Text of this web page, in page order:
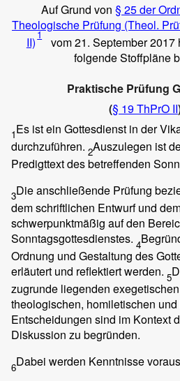
Auf Grund von § 25 der
Theologische Prüfung (Theol.
II)1
vom 21. September
folgende Stoffpläne
Praktische Prüfung
(§ 19 ThPrO II
1Es ist ein Gottesdienst in der
durchzuführen. 2Auszulegen ist
Predigttext des betreffenden
3Die anschließende Prüfung
dem schriftlichen Entwurf und
schwerpunktmäßig auf den
Sonntagsgottesdienstes. 4
Ordnung und Gestaltung des
erläutert und reflektiert werden. 5
zugrunde liegenden
theologischen, homiletischen
Entscheidungen sind im Kontext
Diskussion zu begründen.
6Dabei werden Kenntnisse